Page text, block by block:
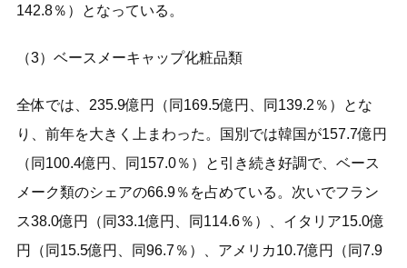
142.8％）となっている。
（3）ベースメーキャップ化粧品類
全体では、235.9億円（同169.5億円、同139.2％）とな
り、前年を大きく上まわった。国別では韓国が157.7億円
（同100.4億円、同157.0％）と引き続き好調で、ベース
メーク類のシェアの66.9％を占めている。次いでフラン
ス38.0億円（同33.1億円、同114.6％）、イタリア15.0億
円（同15.5億円、同96.7％）、アメリカ10.7億円（同7.9